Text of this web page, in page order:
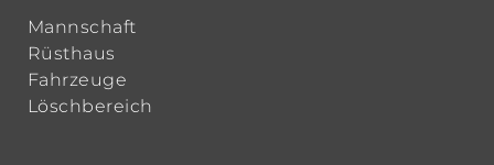
Mannschaft
Rüsthaus
Fahrzeuge
Löschbereich